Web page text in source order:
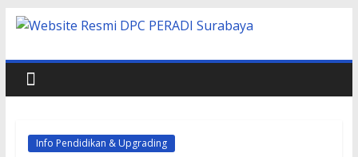
Info Pendidikan & Upgrading